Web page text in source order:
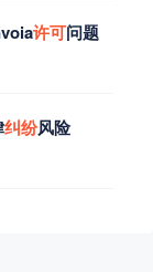
许可问题
纠纷风险